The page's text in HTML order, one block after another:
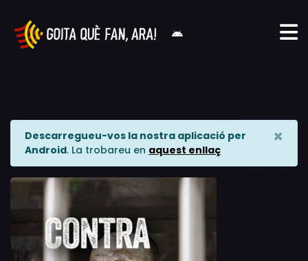
Descarregueu-vos la nostra aplicació per
Android. La trobareu en aquest enllaç
×